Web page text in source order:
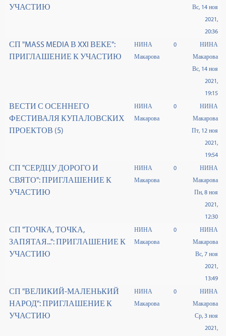
УЧАСТИЮ
Вс, 14 ноя
2021,
20:36
СП "MASS MEDIA В XXI ВЕКЕ":
ПРИГЛАШЕНИЕ К УЧАСТИЮ
НИНА
Макарова
0
НИНА
Макарова
Вс, 14 ноя
2021,
19:15
ВЕСТИ С ОСЕННЕГО
ФЕСТИВАЛЯ КУПАЛОВСКИХ
ПРОЕКТОВ (5)
НИНА
Макарова
0
НИНА
Макарова
Пт, 12 ноя
2021,
19:54
СП "СЕРДЦУ ДОРОГО И
СВЯТО": ПРИГЛАШЕНИЕ К
УЧАСТИЮ
НИНА
Макарова
0
НИНА
Макарова
Пн, 8 ноя
2021,
12:30
СП "ТОЧКА, ТОЧКА,
ЗАПЯТАЯ...": ПРИГЛАШЕНИЕ К
УЧАСТИЮ
НИНА
Макарова
0
НИНА
Макарова
Вс, 7 ноя
2021,
13:49
СП "ВЕЛИКИЙ-МАЛЕНЬКИЙ
НАРОД": ПРИГЛАШЕНИЕ К
УЧАСТИЮ
НИНА
Макарова
0
НИНА
Макарова
Ср, 3 ноя
2021,